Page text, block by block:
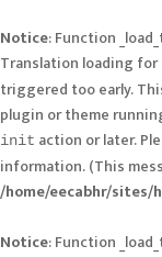
Notice: Function
Translation loading
triggered too early.
plugin or theme
init action or later.
information. (This
/home/eecabhr/
Notice: Function